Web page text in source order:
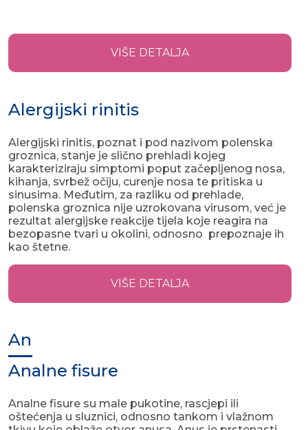
VIŠE DETALJA
Alergijski rinitis
Alergijski rinitis, poznat i pod nazivom polenska
groznica, stanje je slično prehladi kojeg
karakteriziraju simptomi poput začepljenog nosa,
kihanja, svrbež očiju, curenje nosa te pritiska u
sinusima. Međutim, za razliku od prehlade,
polenska groznica nije uzrokovana virusom, već je
rezultat alergijske reakcije tijela koje reagira na
bezopasne tvari u okolini, odnosno prepoznaje ih
kao štetne.
VIŠE DETALJA
An
Analne fisure
Analne fisure su male pukotine, rascjepi ili
oštećenja u sluznici, odnosno tankom i vlažnom